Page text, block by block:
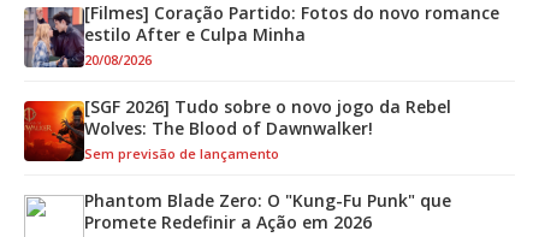
[Filmes] Coração Partido: Fotos do novo romance
estilo After e Culpa Minha
20/08/2026
[SGF 2026] Tudo sobre o novo jogo da Rebel
Wolves: The Blood of Dawnwalker!
Sem previsão de lançamento
Phantom Blade Zero: O "Kung-Fu Punk" que
Promete Redefinir a Ação em 2026